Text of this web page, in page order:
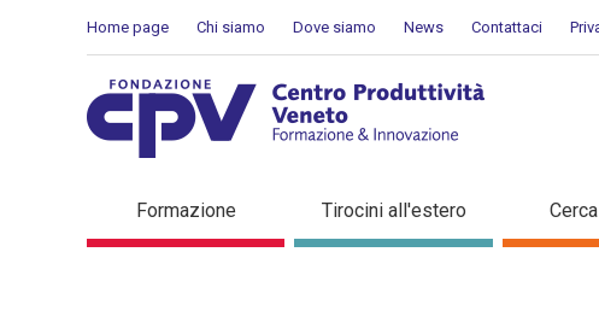
Home page Chi siamo Dove siamo News Contattaci
Arte Orafa - Dettaglio in
Formazione Tirocini all'estero